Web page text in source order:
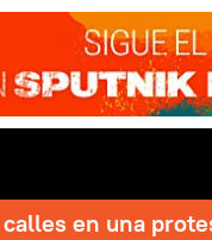
en una